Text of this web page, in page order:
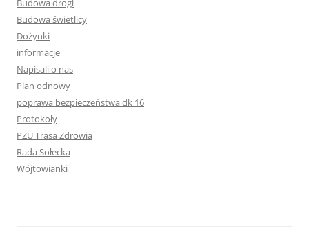
Budowa drogi
Budowa świetlicy
Dożynki
informacje
Napisali o nas
Plan odnowy
poprawa bezpieczeństwa dk 16
Protokoły
PZU Trasa Zdrowia
Rada Sołecka
Wójtowianki